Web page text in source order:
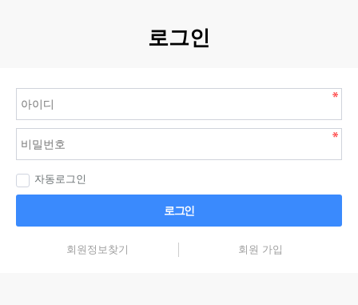
로그인
자동로그인
로그인
회원정보찾기 회원 가입